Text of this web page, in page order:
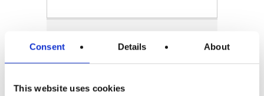
Consent Details About
This website uses cookies
1avocado maturo